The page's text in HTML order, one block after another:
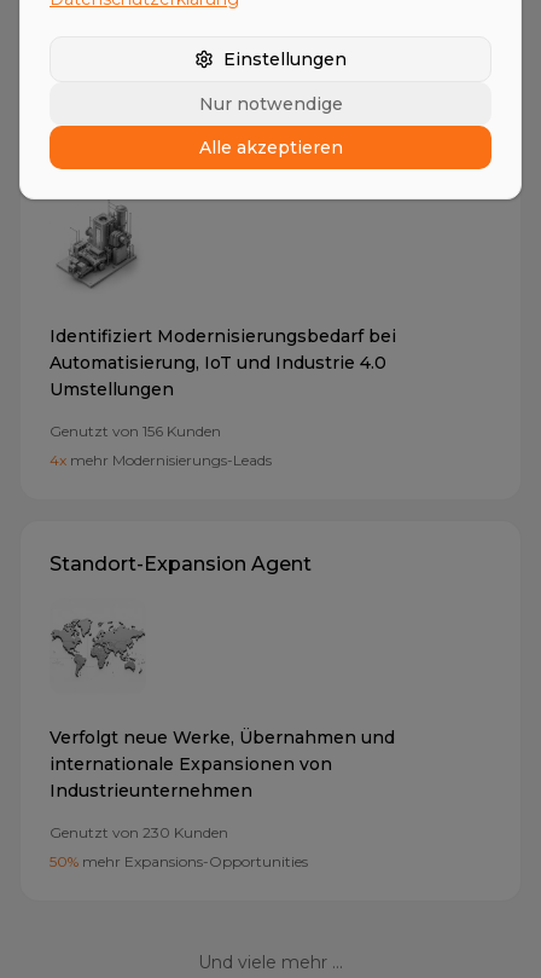
mehr Kaufsignale erkannt
Technologie-Upgrade Agent
Identifiziert Modernisierungsbedarf bei
Automatisierung, IoT und Industrie 4.0
Umstellungen
Genutzt von 156 Kunden
4x mehr Modernisierungs-Leads
Standort-Expansion Agent
Verfolgt neue Werke, Übernahmen und
internationale Expansionen von
Industrieunternehmen
Genutzt von 230 Kunden
50% mehr Expansions-Opportunities
Und viele mehr ...
Einstellungen
Nur notwendige
Alle akzeptieren